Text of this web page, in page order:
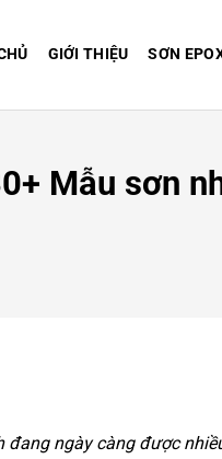
GIỚI THIỆU SƠN
Mẫu sơn
đang ngày càng được